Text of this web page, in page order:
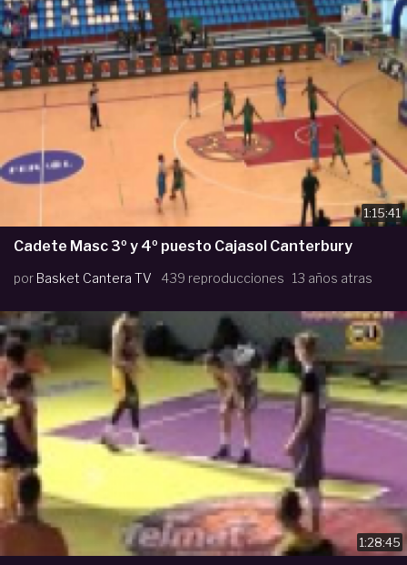
1:15:41
Cadete Masc 3º y 4º puesto Cajasol Canterbury
por Basket Cantera TV 439 reproducciones 13 años atras
1:28:45